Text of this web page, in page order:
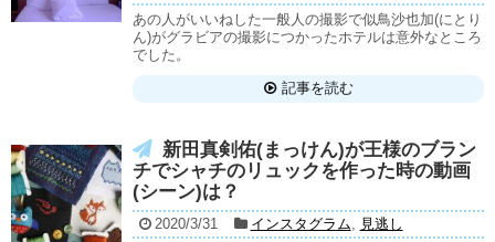
あの人がいいねした一般人の撮影で似鳥沙也加(にとり
ん)がグラビアの撮影につかったホテルは意外なところ
でした。
記事を読む
新田真剣佑(まっけん)が王様のブラン
チでシャチのリュックを作った時の動画
(シーン)は？
2020/3/31 インスタグラム
見逃し